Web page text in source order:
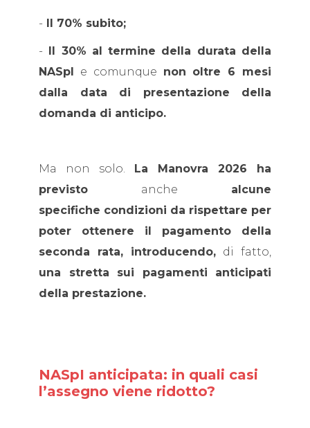
- Il 70% subito;
- Il 30% al termine della durata della
NASpI
e comunque non oltre 6 mesi
dalla data di presentazione della
domanda di anticipo.
Ma non solo.
La Manovra 2026 ha
previsto anche alcune
specifiche condizioni da rispettare per
poter ottenere il pagamento della
seconda rata, introducendo, di fatto,
una stretta sui pagamenti anticipati
della prestazione.
NASpI anticipata: in quali casi
l’assegno viene ridotto?